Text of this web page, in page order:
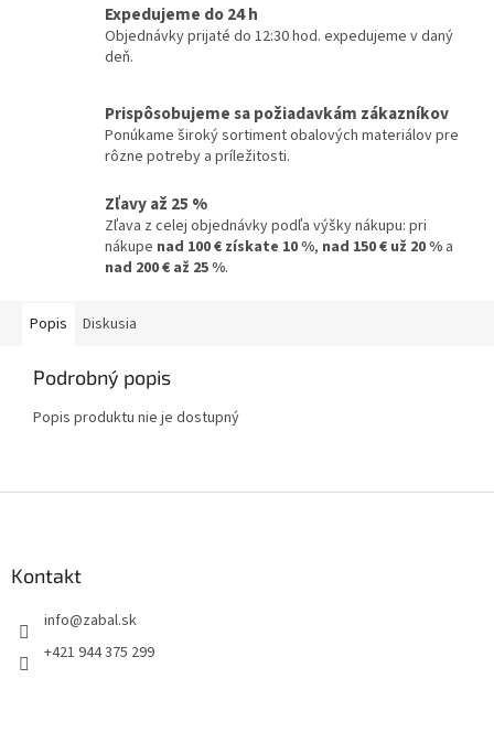
Expedujeme do 24 h
Objednávky prijaté do 12:30 hod. expedujeme v daný
deň.
Prispôsobujeme sa požiadavkám zákazníkov
Ponúkame široký sortiment obalových materiálov pre
rôzne potreby a príležitosti.
Zľavy až 25 %
Zľava z celej objednávky podľa výšky nákupu: pri
nákupe nad 100 € získate 10 %, nad 150 € už 20 % a
nad 200 € až 25 %.
Popis Diskusia
Podrobný popis
Popis produktu nie je dostupný
Kontakt
info@zabal.sk
+421 944 375 299